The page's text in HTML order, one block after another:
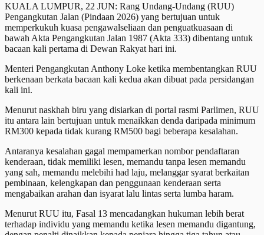
KUALA LUMPUR, 22 JUN: Rang Undang-Undang (RUU)
Pengangkutan Jalan (Pindaan 2026) yang bertujuan untuk
memperkukuh kuasa pengawalseliaan dan penguatkuasaan di
bawah Akta Pengangkutan Jalan 1987 (Akta 333) dibentang untuk
bacaan kali pertama di Dewan Rakyat hari ini.
Menteri Pengangkutan Anthony Loke ketika membentangkan RUU
berkenaan berkata bacaan kali kedua akan dibuat pada persidangan
kali ini.
Menurut naskhah biru yang disiarkan di portal rasmi Parlimen, RUU
itu antara lain bertujuan untuk menaikkan denda daripada minimum
RM300 kepada tidak kurang RM500 bagi beberapa kesalahan.
Antaranya kesalahan gagal mempamerkan nombor pendaftaran
kenderaan, tidak memiliki lesen, memandu tanpa lesen memandu
yang sah, memandu melebihi had laju, melanggar syarat berkaitan
pembinaan, kelengkapan dan penggunaan kenderaan serta
mengabaikan arahan dan isyarat lalu lintas serta lumba haram.
Menurut RUU itu, Fasal 13 mencadangkan hukuman lebih berat
terhadap individu yang memandu ketika lesen memandu digantung,